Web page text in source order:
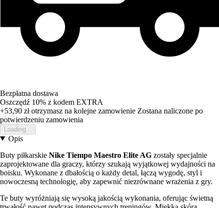
Bezpłatna dostawa
Oszczędź 10% z kodem EXTRA
+53,90 złotrzymasz na kolejne zamowienie Zostana naliczone po
potwierdzeniu zamowienia
Loading...
Opis
Buty piłkarskie Nike Tiempo Maestro Elite AG zostały specjalnie
zaprojektowane dla graczy, którzy szukają wyjątkowej wydajności na
boisku. Wykonane z dbałością o każdy detal, łączą wygodę, styl i
nowoczesną technologię, aby zapewnić niezrównane wrażenia z gry.
Te buty wyróżniają się wysoką jakością wykonania, oferując świetną